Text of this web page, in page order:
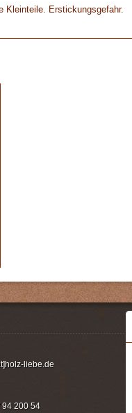
Kleinteile. Erstickungsgefahr.
liebe.de
94 200 54